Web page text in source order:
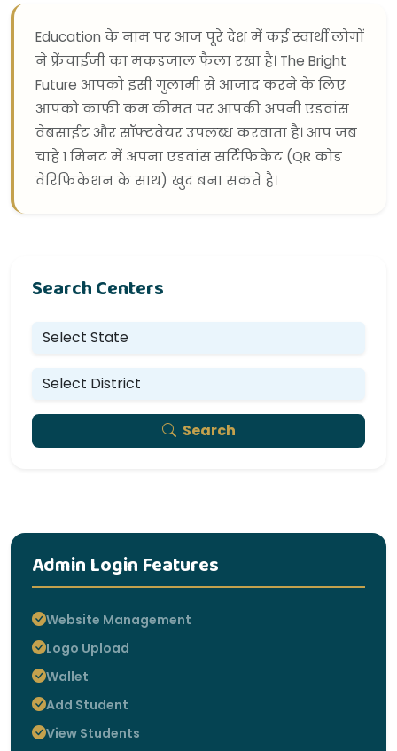
Education के नाम पर आज पूरे देश में कई स्वार्थी लोगों
ने फ्रेंचाईजी का मकडजाल फैला रखा है। The Bright
Future आपको इसी गुलामी से आजाद करने के लिए
आपको काफी कम कीमत पर आपकी अपनी एडवांस
वेबसाईट और सॉफ्टवेयर उपलब्ध करवाता है। आप जब
चाहे १ मिनट में अपना एडवांस सर्टिफिकेट (QR कोड
वेरिफिकेशन के साथ) खुद बना सकते है।
Search Centers
Search
Admin Login Features
Website Management
Logo Upload
Wallet
Add Student
View Students